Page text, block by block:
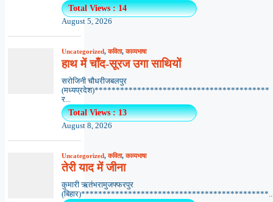
Total Views : 14
August 5, 2026
Uncategorized,कविता,काव्यभाषा
हाथ में चाँद-सूरज उगा साथियों
सरोजिनी चौधरीजबलपुर
(मध्यप्रदेश)*****************************************
र...
Total Views : 13
August 8, 2026
Uncategorized,कविता,काव्यभाषा
तेरी याद में जीना
कुमारी ऋतंभरामुजफ्फरपुर